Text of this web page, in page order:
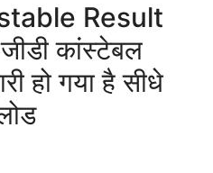
Result
कांस्टेबल
हो गया है सीधे